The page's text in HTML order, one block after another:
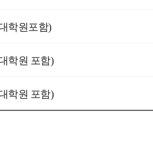
학원포함)
학원 포함)
학원 포함)